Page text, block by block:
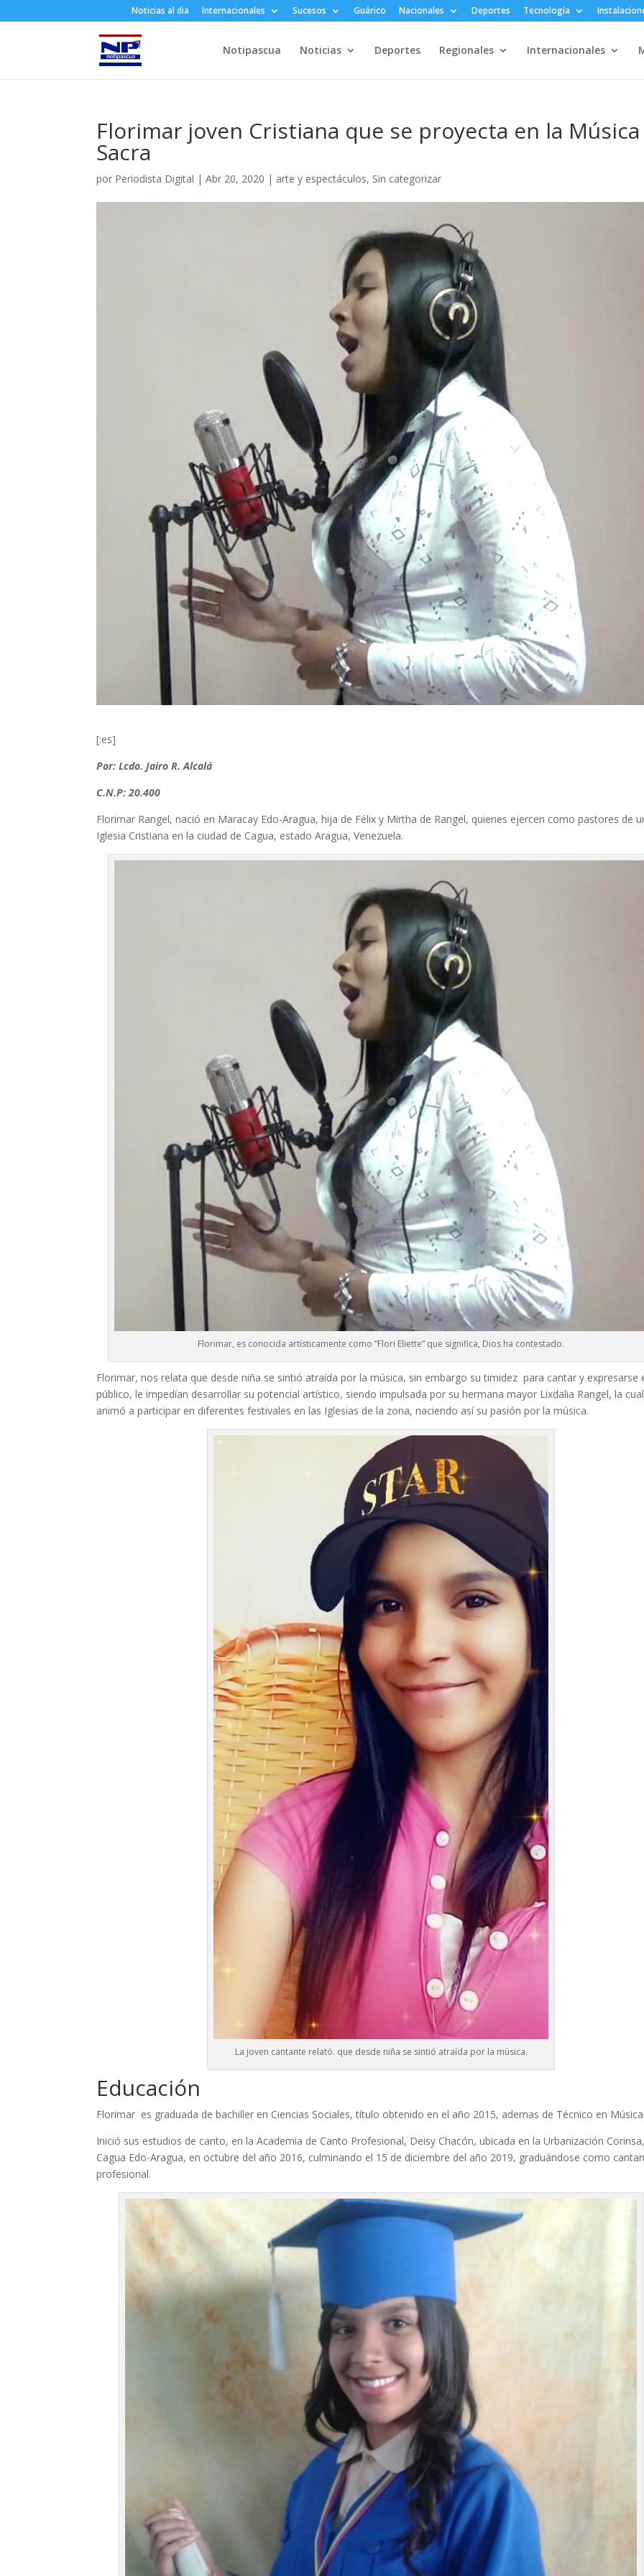
Noticias al dia Internacionales Sucesos Guárico Nacionales Deportes Tecnología
Notipascua Noticias Deportes Regionales Internacionales
Florimar joven Cristiana que se proyecta en la Música
Sacra
por Periodista Digital |Abr 20, 2020 | arte y espectáculos, Sin categorizar
[:es]
Por: Lcdo. Jairo R. Alcalá
C.N.P: 20.400
Florimar Rangel, nació en Maracay Edo-Aragua, hija de Félix y Mirtha de Rangel, quienes ejercen como pastores de
Iglesia Cristiana en la ciudad de Cagua, estado Aragua, Venezuela.
Florimar, es conocida artísticamente como “Flori Eliette” que significa, Dios ha contestado.
Florimar, nos relata que desde niña se sintió atraída por la música, sin embargo su timidez para cantar y expresarse
público, le impedían desarrollar su potencial artístico, siendo impulsada por su hermana mayor Lixdalia Rangel, la
animó a participar en diferentes festivales en las Iglesias de la zona, naciendo así su pasión por la música.
La joven cantante relató. que desde niña se sintió atraída por la música.
Educación
Florimar es graduada de bachiller en Ciencias Sociales, título obtenido en el año 2015, ademas de Técnico en
Inició sus estudios de canto, en la Academia de Canto Profesional, Deisy Chacón, ubicada en la Urbanización
Cagua Edo-Aragua, en octubre del año 2016, culminando el 15 de diciembre del año 2019, graduándose como
profesional.